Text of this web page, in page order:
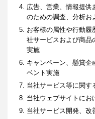
広告、営業、情報提供
のための調査、分析お
お客様の属性や行動履
社サービスおよび商品
実施
キャンペーン、懸賞企
ベント実施
当社サービス等に関す
当社ウェブサイトにお
当社サービス開発、改